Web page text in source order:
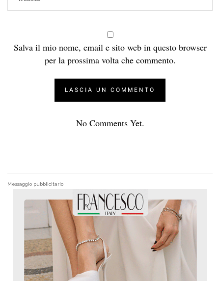
Salva il mio nome, email e sito web in questo browser
per la prossima volta che commento.
No Comments Yet.
Messaggio pubblicitario